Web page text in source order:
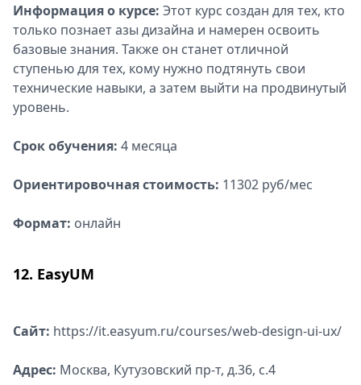
Информация о курсе: Этот курс создан для тех, кто
только познает азы дизайна и намерен освоить
базовые знания. Также он станет отличной
ступенью для тех, кому нужно подтянуть свои
технические навыки, а затем выйти на продвинутый
уровень.
Срок обучения: 4 месяца
Ориентировочная стоимость: 11302 руб/мес
Формат: онлайн
12. EasyUM
Сайт: https://it.easyum.ru/courses/web-design-ui-ux/
Адрес: Москва, Кутузовский пр-т, д.36, с.4